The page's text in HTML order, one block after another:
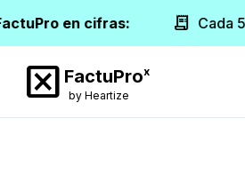
en cifras: receipt_long Cada
disabled_by_default FactuProx
by Heartize